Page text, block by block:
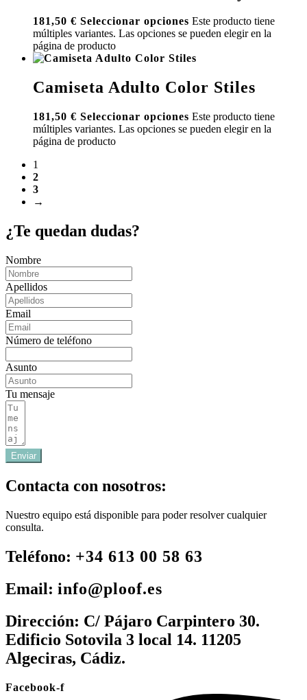
181,50 € Seleccionar opciones Este producto tiene
múltiples variantes. Las opciones se pueden elegir en la
página de producto
Camiseta Adulto Color Stiles
181,50 € Seleccionar opciones Este producto tiene
múltiples variantes. Las opciones se pueden elegir en la
página de producto
1
2
3
→
¿Te quedan dudas?
Nombre
Apellidos
Email
Número de teléfono
Asunto
Tu mensaje
Enviar
Contacta con nosotros:
Nuestro equipo está disponible para poder resolver cualquier
consulta.
Teléfono: +34 613 00 58 63
Email: info@ploof.es
Dirección: C/ Pájaro Carpintero 30.
Edificio Sotovila 3 local 14. 11205
Algeciras, Cádiz.
Facebook-f